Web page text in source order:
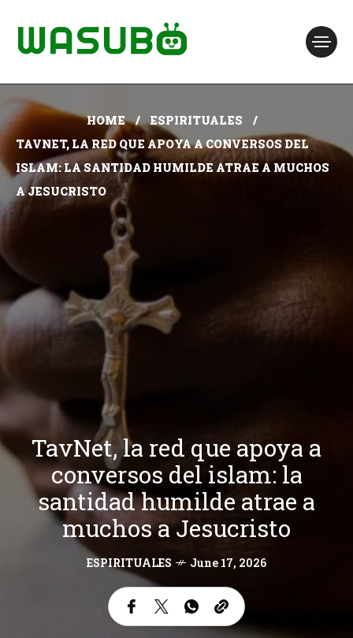
HOME
ESPIRITUALES
TAVNET, LA RED QUE APOYA A CONVERSOS DEL
ISLAM: LA SANTIDAD HUMILDE ATRAE A MUCHOS
A JESUCRISTO
TavNet, la red que apoya a
conversos del islam: la
santidad humilde atrae a
muchos a Jesucristo
ESPIRITUALES June 17, 2026